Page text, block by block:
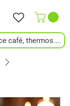
café, thermos....